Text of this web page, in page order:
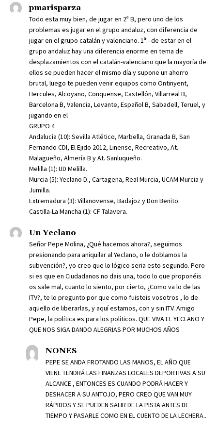
pmarisparza
Todo esta muy bien, de jugar en 2ª B, pero uno de los
problemas es jugar en el grupo andaluz, con diferencia de
jugar en el grupo catalán y valenciano. 1ª.- de estar en el
grupo andaluz hay una diferencia enorme en tema de
desplazamientos con el catalán-valenciano que la mayoría de
ellos se pueden hacer el mismo día y supone un ahorro
brutal, luego te pueden venir equipos como Ontinyent,
Hercules, Alcoyano, Conquense, Castellón, Villarreal B,
Barcelona B, Valencia, Levante, Español B, Sabadell, Teruel, y
jugando en el
GRUPO 4
Andalucía (10): Sevilla Atlético, Marbella, Granada B, San
Fernando CDI, El Ejido 2012, Linense, Recreativo, At.
Malagueño, Almería B y At. Sanluqueño.
Melilla (1): UD Melilla.
Murcia (5): Yeclano D., Cartagena, Real Murcia, UCAM Murcia y
Jumilla.
Extremadura (3): Villanovense, Badajoz y Don Benito.
Castilla-La Mancha (1): CF Talavera.
Un Yeclano
Señor Pepe Molina, ¿Qué hacemos ahora?, seguimos
presionando para aniquilar al Yeclano, o le doblamos la
subvención?, yo creo que lo lógico seria esto segundo. Pero
si es que en Ciudadanos no dais una, todo lo que proponéis
os sale mal, cuanto lo siento, por cierto, ¿Como va lo de las
ITV?, te lo pregunto por que como fuisteis vosotros , lo de
aquello de liberarlas, y aquí estamos, con y sin ITV. Amigo
Pepe, la política es para los políticos. QUE VIVA EL YECLANO Y
QUE NOS SIGA DANDO ALEGRIAS POR MUCHOS AÑOS
NONES
PEPE SE ANDA FROTANDO LAS MANOS, EL AÑO QUE
VIENE TENDRÁ LAS FINANZAS LOCALES DEPORTIVAS A SU
ALCANCE , ENTONCES ES CUANDO PODRÁ HACER Y
DESHACER A SU ANTOJO, PERO CREO QUE VAN MUY
RÁPIDOS Y SE PUEDEN SALIR DE LA PISTA ANTES DE
TIEMPO Y PASARLE COMO EN EL CUENTO DE LA LECHERA..